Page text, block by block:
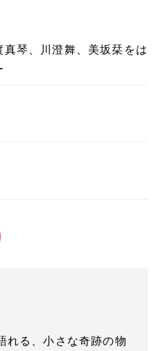
真琴、川澄舞、美坂栞をは
れる、小さな奇跡の物